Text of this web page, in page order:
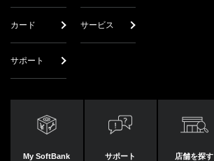
カード サービス
サポート
My SoftBank サポート 店舗を探す